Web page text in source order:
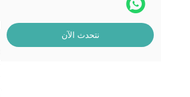
نتحدث الآن